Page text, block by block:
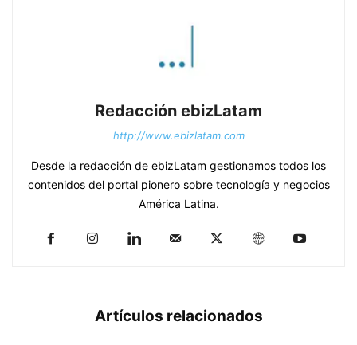
Redacción ebizLatam
http://www.ebizlatam.com
Desde la redacción de ebizLatam gestionamos todos los
contenidos del portal pionero sobre tecnología y negocios
América Latina.
Artículos relacionados